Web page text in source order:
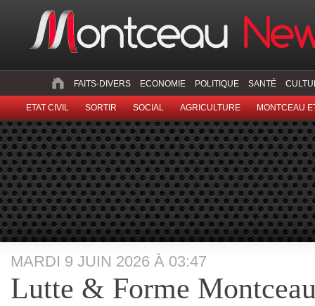
FAITS-DIVERS ECONOMIE POLITIQUE SANTÉ
ETAT CIVIL SORTIR SOCIAL AGRICULTURE MONTCEAU
MARDI 9 JUIN 2026 À 03:47
Lutte & Forme